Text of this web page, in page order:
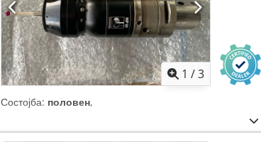
1 /3
Состојба: половен,